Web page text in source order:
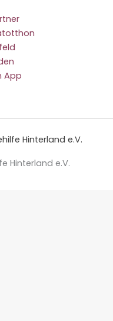
App
Hinterland e.V.
Hinterland e.V.